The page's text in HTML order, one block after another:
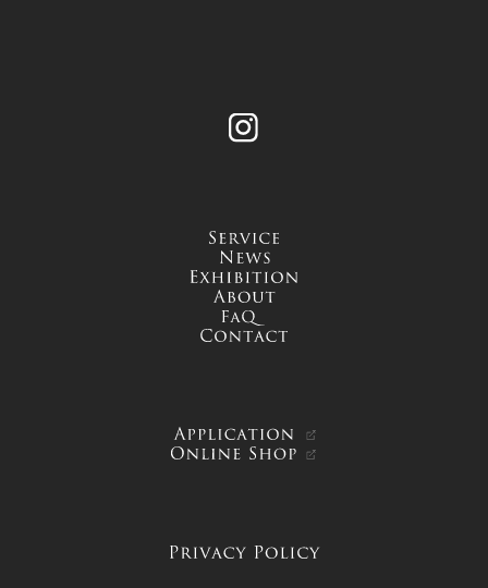
Instagram
service
news
exhibition
about
FAQ
contact
APPLICATION
ONLINE SHOP
PRIVACY POLICY